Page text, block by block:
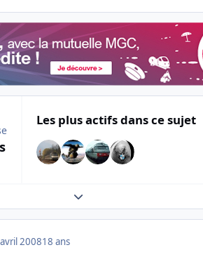
Les plus actifs dans ce sujet
Expand topic overview
200818 ans